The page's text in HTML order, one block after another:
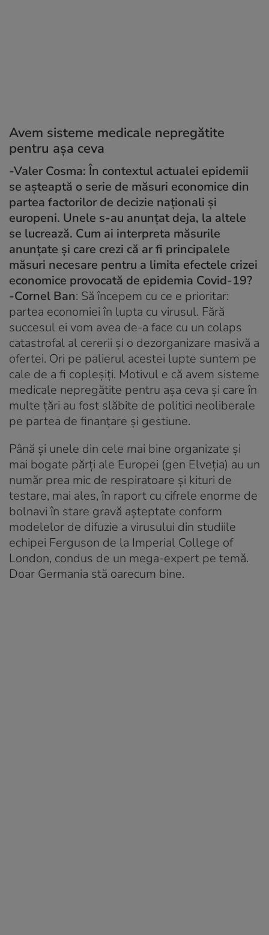
Avem sisteme medicale nepregătite
pentru așa ceva
-Valer Cosma: În contextul actualei epidemii
se așteaptă o serie de măsuri economice din
partea factorilor de decizie naționali și
europeni. Unele s-au anunțat deja, la altele
se lucrează. Cum ai interpreta măsurile
anunțate și care crezi că ar fi principalele
măsuri necesare pentru a limita efectele crizei
economice provocată de epidemia Covid-19?
-Cornel Ban: Să începem cu ce e prioritar:
partea economiei în lupta cu virusul. Fără
succesul ei vom avea de-a face cu un colaps
catastrofal al cererii și o dezorganizare masivă a
ofertei. Ori pe palierul acestei lupte suntem pe
cale de a fi copleșiți. Motivul e că avem sisteme
medicale nepregătite pentru așa ceva și care în
multe țări au fost slăbite de politici neoliberale
pe partea de finanțare și gestiune.
Până și unele din cele mai bine organizate și
mai bogate părți ale Europei (gen Elveția) au un
număr prea mic de respiratoare și kituri de
testare, mai ales, în raport cu cifrele enorme de
bolnavi în stare gravă așteptate conform
modelelor de difuzie a virusului din studiile
echipei Ferguson de la Imperial College of
London, condus de un mega-expert pe temă.
Doar Germania stă oarecum bine.